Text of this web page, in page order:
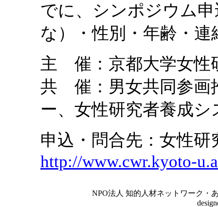
でに、シンポジウム
な）・性別・年齢・
主 催：京都大学女性
共 催：男女共同参画
ー、女性研究者養成
申込・問合先：女性
http://www.cwr.kyoto-
NPO法人 知的人材ネットワーク・